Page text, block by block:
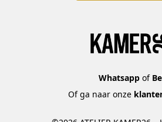
Whatsapp of
Of ga naar onze